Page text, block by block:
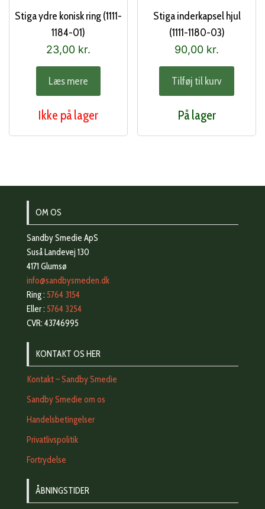
Stiga ydre konisk ring (1111-
1184-01)
23,00 kr.
Læs mere
Ikke på lager
Stiga inderkapsel hjul
(1111-1180-03)
90,00 kr.
Tilføj til kurv
På lager
OM OS
Sandby Smedie ApS
Suså Landevej 130
4171 Glumsø
info@sandbysmeden.dk
Ring : 5764 3154
Eller : 5764 3254
CVR: 43746995
KONTAKT OS HER
Kontakt – Sandby Smedie
Sandby Smedie om os
Handelsbetingelser
Privatlivspolitik
Fortrydelse
ÅBNINGSTIDER